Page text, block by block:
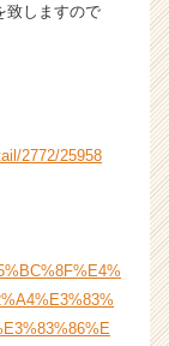
致しますので
2772/25958